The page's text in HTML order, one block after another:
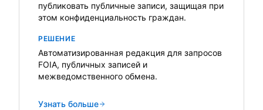
публиковать публичные записи, защищая при
этом конфиденциальность граждан.
РЕШЕНИЕ
Автоматизированная редакция для запросов
FOIA, публичных записей и
межведомственного обмена.
Узнать больше